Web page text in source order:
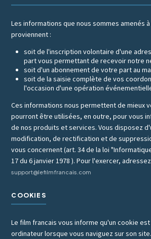
Les informations que nous sommes amenés
proviennent :
soit de l'inscription volontaire d'une
part vous permettant de recevoir notre
soit d'un abonnement de votre part au
soit de la saisie complète de vos
l'occasion d'une opération
Ces informations nous permettent de mieux
pourront être utilisées, en outre, pour vous
de nos produits et services. Vous disposez
modification, de rectification et de
vous concernent (art. 34 de la loi
17 du 6 janvier 1978 ). Pour l'exercer,
support@lefilmfrancais.com
COOKIES
Le film francais vous informe qu'un cookie
ordinateur lorsque vous naviguez sur son